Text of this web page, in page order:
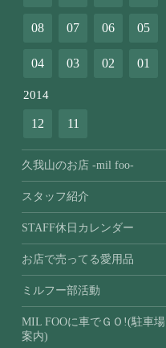
08 07 06 05
04 03 02 01
2014
12 11
久我山のお店 -mil foo-
スタッフ紹介
STAFF休日カレンダー
お店で売ってる愛用品
ミルフー部活動
MIL FOOに車でＧＯ!(駐車場
案内)